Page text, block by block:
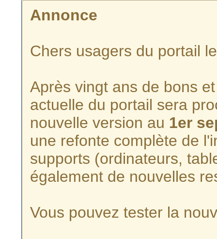
Annonce
Chers usagers du portail
Après vingt ans de bons
actuelle du portail sera
nouvelle version au 1er
une refonte complète de
supports (ordinateurs,
également de nouvelles
Vous pouvez tester la